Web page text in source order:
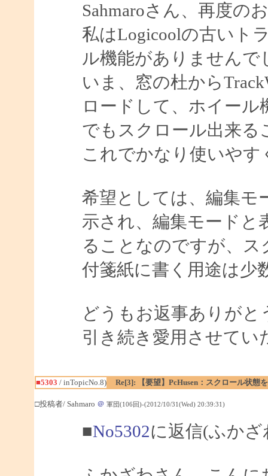
Sahmaroさん、再度の
私はLogicoolの古いト
ル機能がありませんで
いま、窓の杜から
ロードして、ホイー
でもスクロール出来る
これでかなり使いやす
希望としては、編集モ
示され、編集モードと
ることなのですが、
付箋紙に書く用途は少
どうもお返事ありが
引き続き愛用させてい
■5303 / inTopicNo.8) Re[3]: 【要望】PcHusen：スクロール状態
□投稿者/ Sahmaro ＠ 軍団(106回)-(2012/10/31(Wed) 20:39:31)
■No5302に返信(ふか